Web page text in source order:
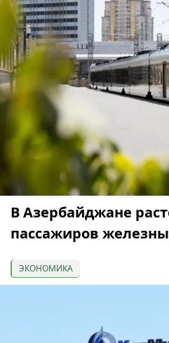
В Азербайджане
пассажиров
ЭКОНОМИКА